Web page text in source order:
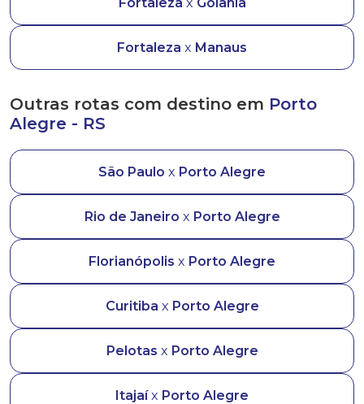
Fortaleza x Manaus
Outras rotas com destino em Porto
Alegre - RS
São Paulo x Porto Alegre
Rio de Janeiro x Porto Alegre
Florianópolis x Porto Alegre
Curitiba x Porto Alegre
Pelotas x Porto Alegre
Itajaíx Porto Alegre